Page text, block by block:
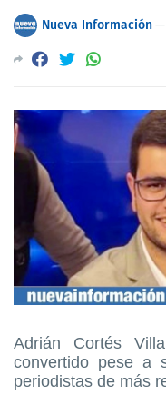
Nueva Información—
Adrián Cortés
convertido pese a
periodistas de más